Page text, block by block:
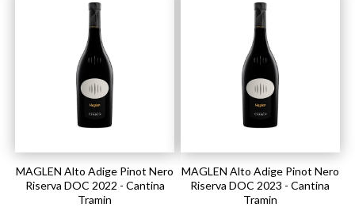
MAGLEN Alto Adige Pinot Nero
Riserva DOC 2022 - Cantina
Tramin
MAGLEN Alto Adige Pinot Nero
Riserva DOC 2023 - Cantina
Tramin